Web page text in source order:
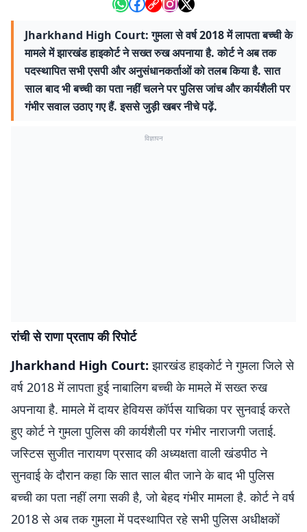
Jharkhand High Court: गुमला से वर्ष 2018 में लापता बच्ची के
मामले में झारखंड हाइकोर्ट ने सख्त रुख अपनाया है. कोर्ट ने अब तक
पदस्थापित सभी एसपी और अनुसंधानकर्ताओं को तलब किया है. सात
साल बाद भी बच्ची का पता नहीं चलने पर पुलिस जांच और कार्यशैली पर
गंभीर सवाल उठाए गए हैं. इससे जुड़ी खबर नीचे पढ़ें.
विज्ञापन
रांची से राणा प्रताप की रिपोर्ट
Jharkhand High Court:झारखंड हाइकोर्ट ने गुमला जिले से
वर्ष 2018 में लापता हुई नाबालिग बच्ची के मामले में सख्त रुख
अपनाया है. मामले में दायर हेवियस कॉर्पस याचिका पर सुनवाई करते
हुए कोर्ट ने गुमला पुलिस की कार्यशैली पर गंभीर नाराजगी जताई.
जस्टिस सुजीत नारायण प्रसाद की अध्यक्षता वाली खंडपीठ ने
सुनवाई के दौरान कहा कि सात साल बीत जाने के बाद भी पुलिस
बच्ची का पता नहीं लगा सकी है, जो बेहद गंभीर मामला है. कोर्ट ने वर्ष
2018 से अब तक गुमला में पदस्थापित रहे सभी पुलिस अधीक्षकों